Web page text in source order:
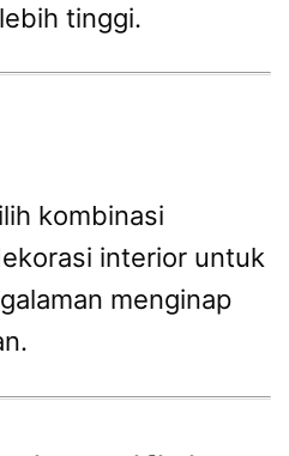
tinggi.
kombinasi
interior untuk
menginap